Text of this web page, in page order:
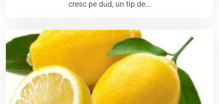
cresc pe dud, un tip de…